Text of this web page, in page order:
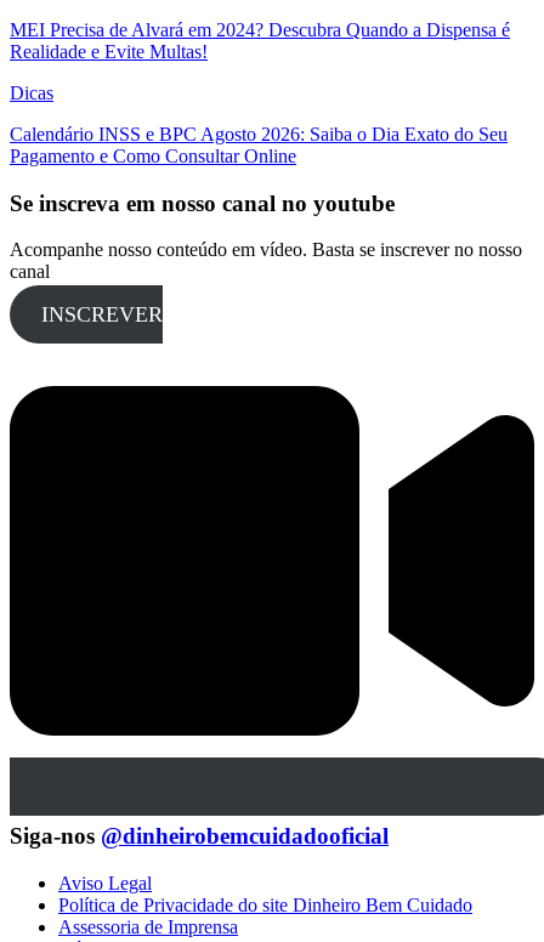
MEI Precisa de Alvará em 2024? Descubra Quando a Dispensa é
Realidade e Evite Multas!
Dicas
Calendário INSS e BPC Agosto 2026: Saiba o Dia Exato do Seu
Pagamento e Como Consultar Online
Se inscreva em nosso canal no youtube
Acompanhe nosso conteúdo em vídeo. Basta se inscrever no nosso
canal
INSCREVER
Siga-nos @dinheirobemcuidadooficial
Aviso Legal
Política de Privacidade do site Dinheiro Bem Cuidado
Assessoria de Imprensa